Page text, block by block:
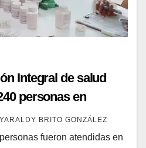
Integral de salud
personas en
BRITO GONZÁLEZ
fueron atendidas en